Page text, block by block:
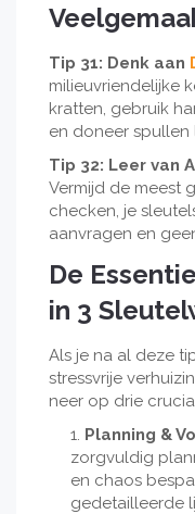
Tip 31: Denk aan
milieuvriendelijke
kratten, gebruik
en doneer spullen
Tip 32: Leer van
Vermijd de meest
checken, je
aanvragen en
De
in 3
Als je na al deze
stressvrije
neer op drie
Planning &
zorgvuldig
en chaos
gedetailleerde